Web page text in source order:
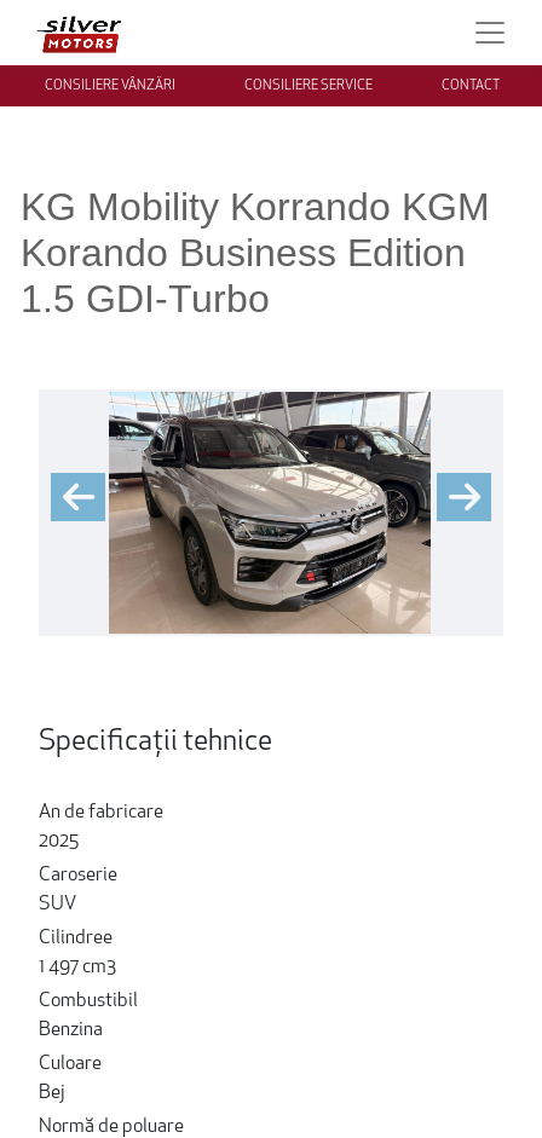
CONSILIERE VÂNZĂRI CONSILIERE SERVICE CONTACT
KG Mobility Korrando KGM
Korando Business Edition
1.5 GDI-Turbo
Specificații tehnice
An de fabricare
2025
Caroserie
SUV
Cilindree
1 497 cm3
Combustibil
Benzina
Culoare
Bej
Normă de poluare